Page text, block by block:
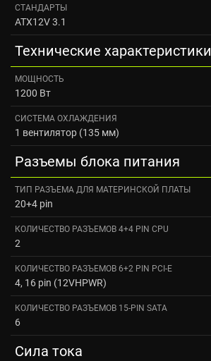
СТАНДАРТЫ
ATX12V 3.1
Технические характеристики
МОЩНОСТЬ
1200 Вт
СИСТЕМА ОХЛАЖДЕНИЯ
1 вентилятор (135 мм)
Разъемы блока питания
ТИП РАЗЪЕМА ДЛЯ МАТЕРИНСКОЙ ПЛАТЫ
20+4 pin
КОЛИЧЕСТВО РАЗЪЕМОВ 4+4 PIN CPU
2
КОЛИЧЕСТВО РАЗЪЕМОВ 6+2 PIN PCI-E
4, 16 pin (12VHPWR)
КОЛИЧЕСТВО РАЗЪЕМОВ 15-PIN SATA
6
Сила тока